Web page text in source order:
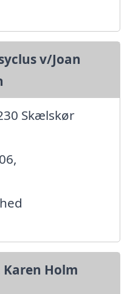
v/Joan
Skælskør
Holm